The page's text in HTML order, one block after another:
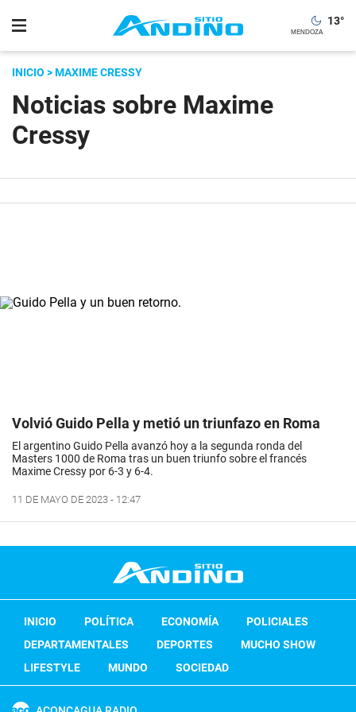
13°
INICIO > MAXIME CRESSY
Noticias sobre Maxime
Cressy
Volvió Guido Pella y metió un triunfazo en Roma
El argentino Guido Pella avanzó hoy a la segunda ronda del
Masters 1000 de Roma tras un buen triunfo sobre el francés
Maxime Cressy por 6-3 y 6-4.
11 DE MAYO DE 2023 - 12:47
INICIO POLÍTICA ECONOMÍA
POLICIALES
DEPARTAMENTALES
DEPORTES
MUCHO SHOW
LIFESTYLE
MUNDO SOCIEDAD